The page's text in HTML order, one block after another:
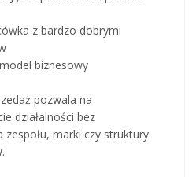
z bardzo dobrymi
biznesowy
pozwala na
działalności bez
marki czy struktury